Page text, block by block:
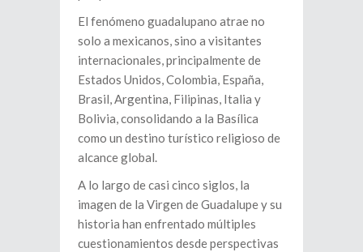
El fenómeno guadalupano atrae no
solo a mexicanos, sino a visitantes
internacionales, principalmente de
Estados Unidos, Colombia, España,
Brasil, Argentina, Filipinas, Italia y
Bolivia, consolidando a la Basílica
como un destino turístico religioso de
alcance global.
A lo largo de casi cinco siglos, la
imagen de la Virgen de Guadalupe y su
historia han enfrentado múltiples
cuestionamientos desde perspectivas